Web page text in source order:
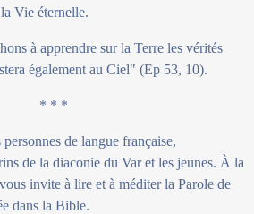
Vie éternelle.
à apprendre sur la Terre les vérités
également au Ciel" (Ep 53, 10).
* * *
de langue française,
de la diaconie du Var et les jeunes. À la
invite à lire et à méditer la Parole de
dans la Bible.